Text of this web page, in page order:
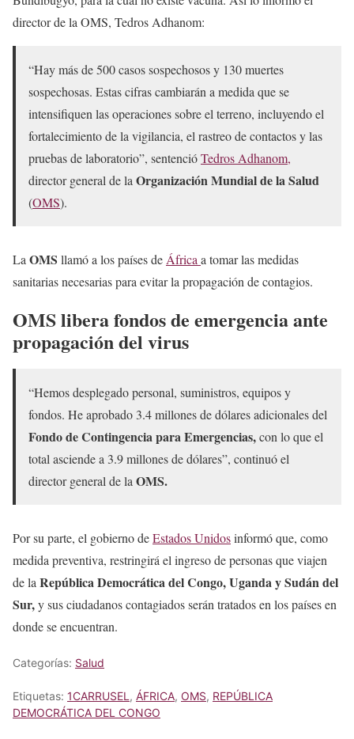
director de la OMS, Tedros Adhanom:
“Hay más de 500 casos sospechosos y 130 muertes
sospechosas. Estas cifras cambiarán a medida que se
intensifiquen las operaciones sobre el terreno, incluyendo el
fortalecimiento de la vigilancia, el rastreo de contactos y las
pruebas de laboratorio”, sentencióTedros Adhanom,
director general de la Organización Mundial de la Salud
(OMS).
La OMS llamó a los países de África a tomar las medidas
sanitarias necesarias para evitar la propagación de contagios.
OMS libera fondos de emergencia ante
propagación del virus
“Hemos desplegado personal, suministros, equipos y
fondos. He aprobado 3.4 millones de dólares adicionales del
Fondo de Contingencia para Emergencias,con lo que el
total asciende a 3.9 millones de dólares”, continuó el
director general de la OMS.
Por su parte, el gobierno deEstados Unidosinformó que, como
medida preventiva, restringirá el ingreso de personas que viajen
de la República Democrática del Congo, Uganda y Sudán del
Sur,y sus ciudadanos contagiados serán tratados en los países en
donde se encuentran.
Categorías: Salud
Etiquetas: 1CARRUSEL , ÁFRICA, OMS, REPÚBLICA
DEMOCRÁTICA DEL CONGO